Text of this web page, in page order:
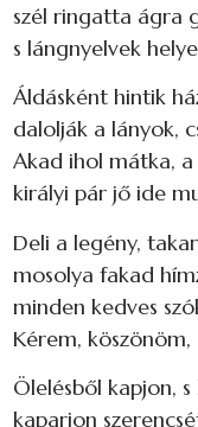
szél ringatta ágra
s lángnyelvek
Áldásként hintik
dalolják a lányok,
Akad ihol mátka,
királyi pár jő ide
Deli a legény,
mosolya fakad
minden kedves
Kérem, köszönöm,
Ölelésből kapjon,
kaparjon